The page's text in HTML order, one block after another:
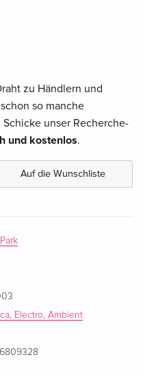
zu Händlern und
so manche
unser Recherche-
und kostenlos.
Auf die Wunschliste
Electro, Ambient